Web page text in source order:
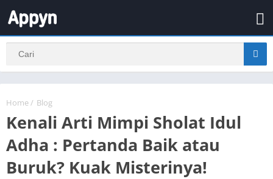
Home / Blog
Kenali Arti Mimpi Sholat Idul
Adha : Pertanda Baik atau
Buruk? Kuak Misterinya!